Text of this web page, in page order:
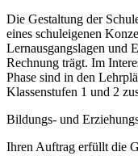
Die Gestaltung der
eines schuleigenen
Lernausgangslagen und
Rechnung trägt. Im
Phase sind in den
Klassenstufen 1 und 2
Bildungs- und
Ihren Auftrag erfüllt die